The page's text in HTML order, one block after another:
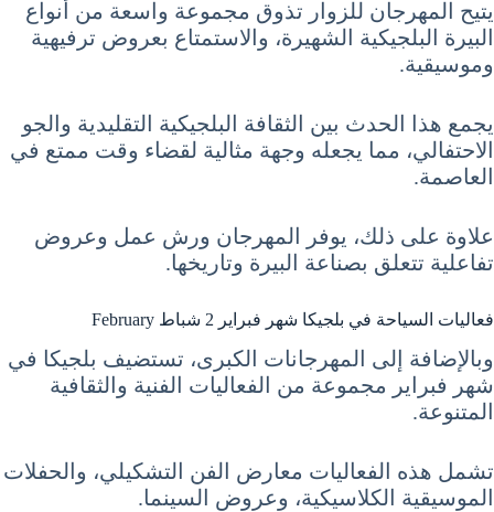
يتيح المهرجان للزوار تذوق مجموعة واسعة من أنواع
البيرة البلجيكية الشهيرة، والاستمتاع بعروض ترفيهية
وموسيقية.
يجمع هذا الحدث بين الثقافة البلجيكية التقليدية والجو
الاحتفالي، مما يجعله وجهة مثالية لقضاء وقت ممتع في
العاصمة.
علاوة على ذلك، يوفر المهرجان ورش عمل وعروض
تفاعلية تتعلق بصناعة البيرة وتاريخها.
فعاليات السياحة في بلجيكا شهر فبراير 2 شباط February
وبالإضافة إلى المهرجانات الكبرى، تستضيف بلجيكا في
شهر فبراير مجموعة من الفعاليات الفنية والثقافية
المتنوعة.
تشمل هذه الفعاليات معارض الفن التشكيلي، والحفلات
الموسيقية الكلاسيكية، وعروض السينما.